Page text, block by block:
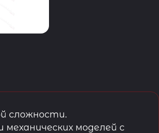
сложности.
моделей с